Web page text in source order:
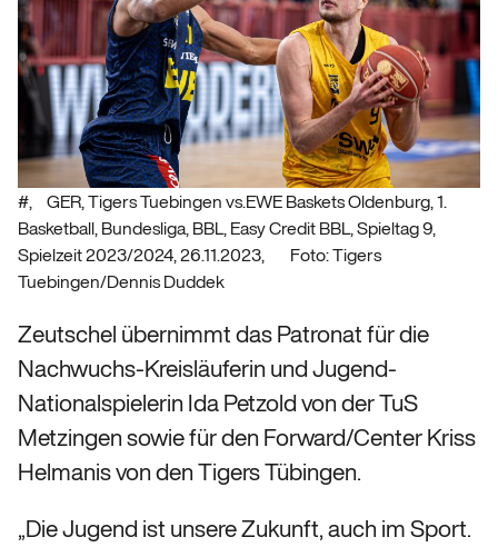
#, GER, Tigers Tuebingen vs.EWE Baskets Oldenburg, 1.
Basketball, Bundesliga, BBL, Easy Credit BBL, Spieltag 9,
Spielzeit 2023/2024, 26.11.2023, Foto: Tigers
Tuebingen/Dennis Duddek
Zeutschel übernimmt das Patronat für die
Nachwuchs-Kreisläuferin und Jugend-
Nationalspielerin Ida Petzold von der TuS
Metzingen sowie für den Forward/Center Kriss
Helmanis von den Tigers Tübingen.
„Die Jugend ist unsere Zukunft, auch im Sport.